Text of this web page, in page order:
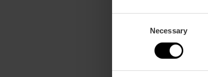
Necessary